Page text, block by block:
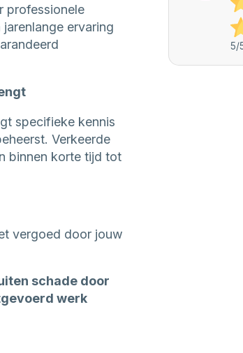
professionele
ervaring
specifieke kennis
Verkeerde
binnen korte tijd tot
vergoed door jouw
schade door
werk
5/